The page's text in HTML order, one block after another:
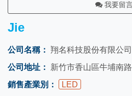
我要留
Jie
公司名稱： 翔名科技股份有限公司
公司地址：
新竹市香山區牛埔南
銷售產業別：
LED